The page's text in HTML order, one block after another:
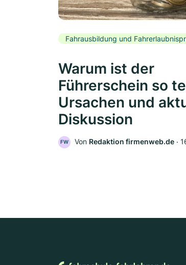
Fahrausbildung und
Warum ist der
Führerschein so
Ursachen und
Diskussion
FW Von Redaktion firmenweb.de ‧